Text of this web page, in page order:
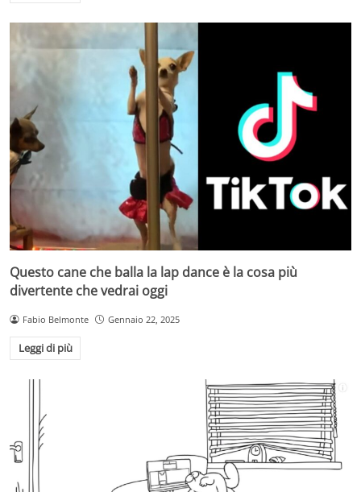
Questo cane che balla la lap dance è la cosa più
divertente che vedrai oggi
Fabio Belmonte Gennaio 22, 2025
Leggi di più